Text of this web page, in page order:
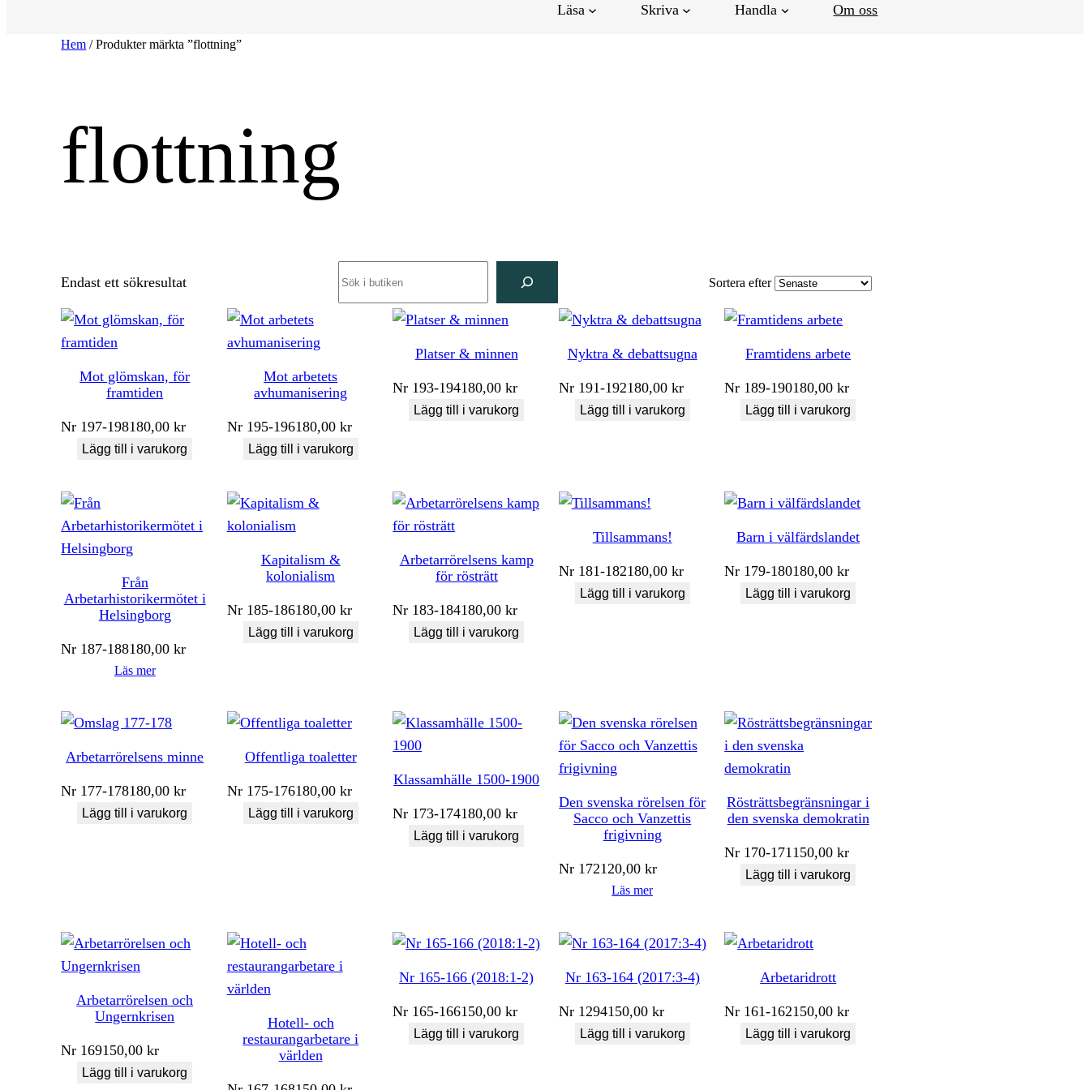
Läsa Skriva Handla Om oss
Hem / Produkter märkta ”flottning”
flottning
Endast ett sökresultat Sortera efter
Mot glömskan, för
framtiden
Nr 197-198180,00kr
Lägg till i varukorg
Mot arbetets
avhumanisering
Nr 195-196180,00 kr
Lägg till i varukorg
Platser & minnen
Nr 193-194180,00kr
Lägg till i varukorg
Nyktra & debattsugna
Nr 191-192180,00 kr
Lägg till i varukorg
Framtidens arbete
Nr 189-190180,00kr
Lägg till i varukorg
Från
Arbetarhistorikermötet i
Helsingborg
Nr 187-188180,00kr
Läs mer
Kapitalism &
kolonialism
Nr 185-186180,00 kr
Lägg till i varukorg
Arbetarrörelsens kamp
för rösträtt
Nr 183-184180,00kr
Lägg till i varukorg
Tillsammans!
Nr 181-182180,00 kr
Lägg till i varukorg
Barn i välfärdslandet
Nr 179-180180,00kr
Lägg till i varukorg
Arbetarrörelsens minne
Nr 177-178180,00kr
Lägg till i varukorg
Offentliga toaletter
Nr 175-176180,00 kr
Lägg till i varukorg
Klassamhälle 1500-1900
Nr 173-174180,00kr
Lägg till i varukorg
Den svenska rörelsen för
Sacco och Vanzettis
frigivning
Nr 172120,00 kr
Läs mer
Rösträttsbegränsningar i
den svenska demokratin
Nr 170-171150,00kr
Lägg till i varukorg
Arbetarrörelsen och
Ungernkrisen
Nr 169150,00kr
Lägg till i varukorg
Hotell- och
restaurangarbetare i
världen
Nr 165-166 (2018:1-2)
Nr 165-166150,00kr
Lägg till i varukorg
Nr 163-164 (2017:3-4)
Nr 1294150,00 kr
Lägg till i varukorg
Arbetaridrott
Nr 161-162150,00kr
Lägg till i varukorg